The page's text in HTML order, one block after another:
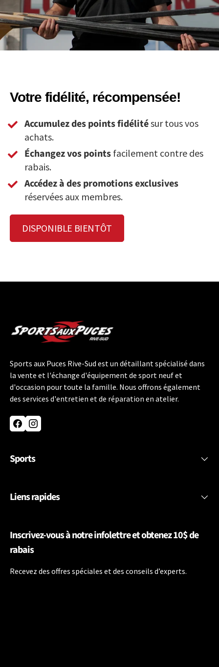
Votre fidélité, récompensée!
Accumulez des points fidélitésur tous vos
achats.
Échangez vos points facilement contre des
rabais.
Accédez à des promotions exclusives
réservées aux membres.
DISPONIBLE BIENTÔT
Sports aux Puces Rive-Sud est un détaillant spécialisé dans
la vente et l'échange d'équipement de sport neuf et
d'occasion pour toute la famille. Nous offrons également
des services d'entretien et de réparation en atelier.
FacebookInstagram
Sports
Liens rapides
Inscrivez-vous à notre infolettre et obtenez 10$ de
rabais
Recevez des offres spéciales et des conseils d’experts.